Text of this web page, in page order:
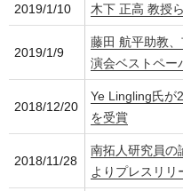
2019/1/10 木下 正高 教授
2019/1/9
藤田 航平助教
演会ベストペー
2018/12/20
Ye Lingling氏が
を受賞
2018/11/28
南拓人研究員の
よりプレスリリ